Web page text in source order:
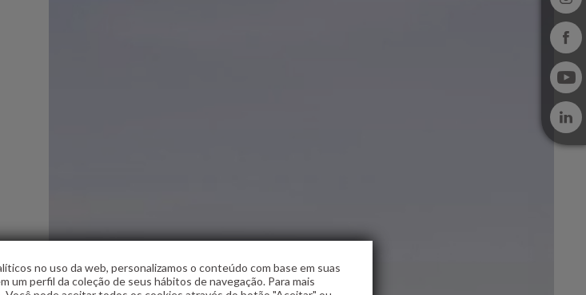
no uso da web, personalizamos o conteúdo com base em suas
um perfil da coleção de seus hábitos de navegação. Para mais